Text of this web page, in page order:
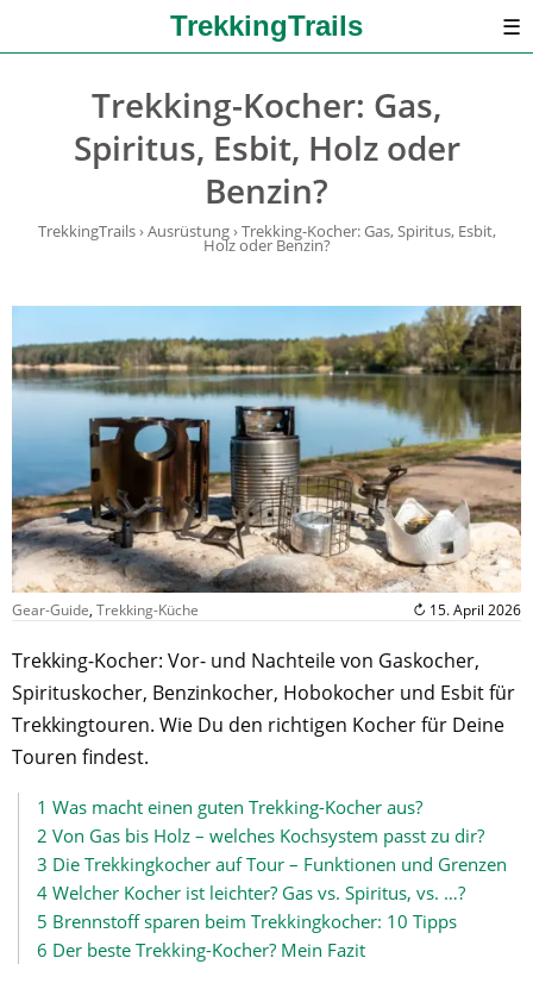
TrekkingTrails ☰
Trekking-Kocher: Gas,
Spiritus, Esbit, Holz oder
Benzin?
TrekkingTrails›Ausrüstung›Trekking-Kocher: Gas, Spiritus, Esbit,
Holz oder Benzin?
Gear-Guide, Trekking-Küche ↻ 15. April 2026
Trekking-Kocher: Vor- und Nachteile von Gaskocher,
Spirituskocher, Benzinkocher, Hobokocher und Esbit für
Trekkingtouren. Wie Du den richtigen Kocher für Deine
Touren findest.
1 Was macht einen guten Trekking-Kocher aus?
2 Von Gas bis Holz – welches Kochsystem passt zu dir?
3 Die Trekkingkocher auf Tour – Funktionen und Grenzen
4 Welcher Kocher ist leichter? Gas vs. Spiritus, vs. …?
5 Brennstoff sparen beim Trekkingkocher: 10 Tipps
6 Der beste Trekking-Kocher? Mein Fazit